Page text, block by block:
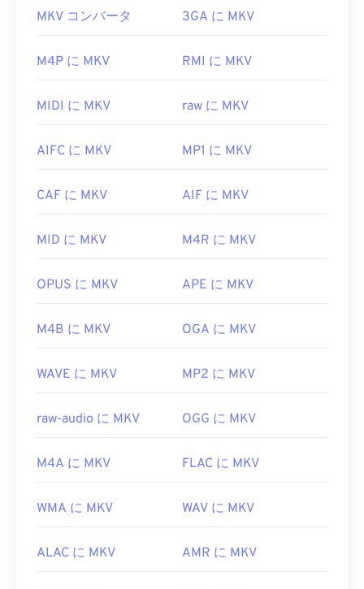
ばいいですか?
MKVファイルを開く最良の方法は、 VLCメディア
プレーヤー
を使用することです。このメディアプレ
ラットフォームと互換性があります。MKVは業界
ポートされない可能性があるため、この点は重要で
さらに、MKVはファイルサイズを圧縮するための
なり大きくなる可能性があります。そのため、
したメディアプレーヤーと互換性のある適切なコー
デックをダウンロードする方法があります。そのた
Combined Community Codec Pack（CCCP）
開発者: Matroska
https://en.wikipedia.org/wiki/Matroska
MKV コンバータ 3GA に MKV
M4P に MKV RMI に MKV
MIDI に MKV raw に MKV
AIFC に MKV MP1 に MKV
CAF に MKV AIF に MKV
MID に MKV M4R に MKV
OPUS に MKV APE に MKV
M4B に MKV OGA に MKV
WAVE に MKV MP2 に MKV
raw-audio に MKV OGG に MKV
M4A に MKV FLAC に MKV
WMA に MKV WAV に MKV
ALAC に MKV AMR に MKV